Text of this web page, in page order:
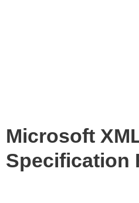
Microsoft
Specification